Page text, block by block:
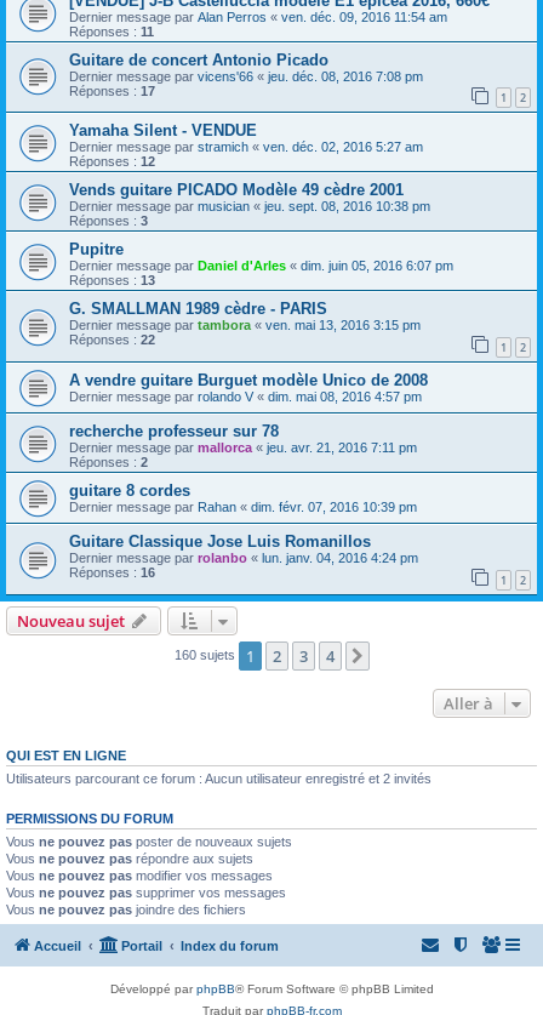
Dernier message par Alan Perros « ven. déc. 09, 2016 11:54 am
Réponses : 11
Guitare de concert Antonio Picado
Dernier message par vicens'66 « jeu. déc. 08, 2016 7:08 pm
Réponses : 17 1 2
Yamaha Silent - VENDUE
Dernier message par stramich « ven. déc. 02, 2016 5:27 am
Réponses : 12
Vends guitare PICADO Modèle 49 cèdre 2001
Dernier message par musician « jeu. sept. 08, 2016 10:38 pm
Réponses : 3
Pupitre
Dernier message par Daniel d'Arles « dim. juin 05, 2016 6:07 pm
Réponses : 13
G. SMALLMAN 1989 cèdre - PARIS
Dernier message par tambora « ven. mai 13, 2016 3:15 pm
Réponses : 22 1 2
A vendre guitare Burguet modèle Unico de 2008
Dernier message par rolando V « dim. mai 08, 2016 4:57 pm
recherche professeur sur 78
Dernier message par mallorca « jeu. avr. 21, 2016 7:11 pm
Réponses : 2
guitare 8 cordes
Dernier message par Rahan « dim. févr. 07, 2016 10:39 pm
Guitare Classique Jose Luis Romanillos
Dernier message par rolanbo « lun. janv. 04, 2016 4:24 pm
Réponses : 16 1 2
Nouveau sujet
160 sujets 1 2 3 4
Aller à
QUI EST EN LIGNE
Utilisateurs parcourant ce forum : Aucun utilisateur enregistré et 2 invités
PERMISSIONS DU FORUM
Vous ne pouvez pas poster de nouveaux sujets
Vous ne pouvez pas répondre aux sujets
Vous ne pouvez pas modifier vos messages
Vous ne pouvez pas supprimer vos messages
Vous ne pouvez pas joindre des fichiers
Accueil Portail Index du forum
Développé parphpBB® Forum Software © phpBB Limited
Traduit parphpBB-fr.com